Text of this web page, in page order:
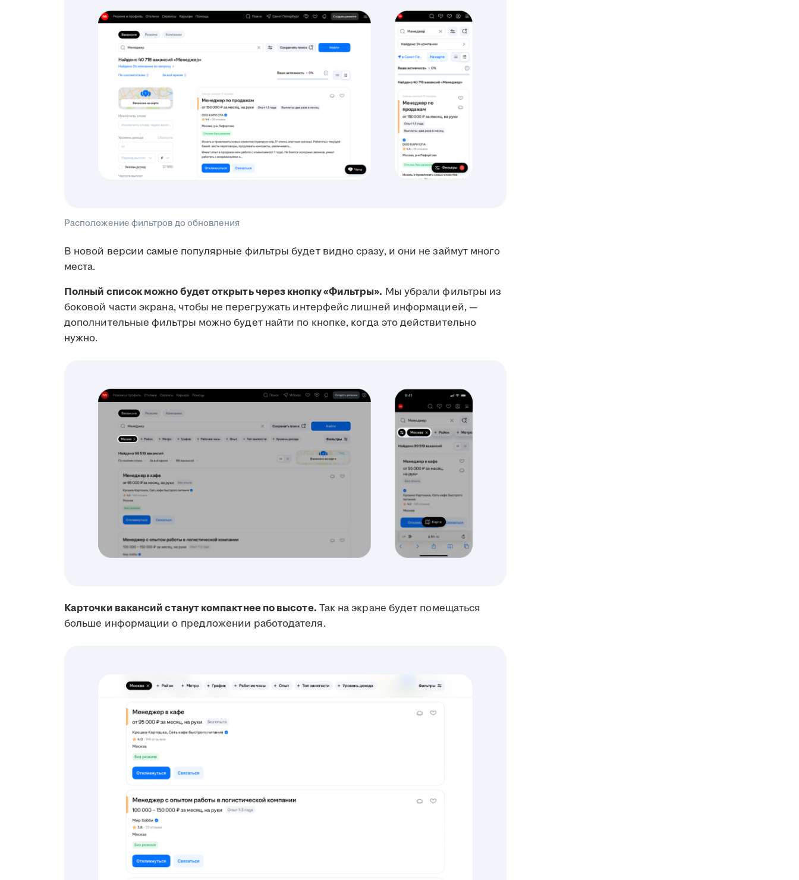
Расположение фильтров до обновления
В новой версии самые популярные фильтры будет видно сразу, и они не займут много
места.
Полный список можно будет открыть через кнопку «Фильтры». Мы убрали фильтры из
боковой части экрана, чтобы не перегружать интерфейс лишней информацией, —
дополнительные фильтры можно будет найти по кнопке, когда это действительно
нужно.
Карточки вакансий станут компактнее по высоте. Так на экране будет помещаться
больше информации о предложении работодателя.